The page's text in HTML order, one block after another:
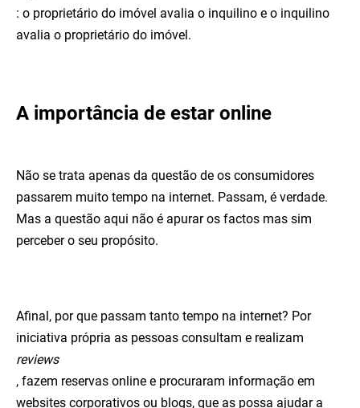
: o proprietário do imóvel avalia o inquilino e o inquilino
avalia o proprietário do imóvel.
A importância de estar online
Não se trata apenas da questão de os consumidores
passarem muito tempo na internet. Passam, é verdade.
Mas a questão aqui não é apurar os factos mas sim
perceber o seu propósito.
Afinal, por que passam tanto tempo na internet? Por
iniciativa própria as pessoas consultam e realizam
reviews
, fazem reservas online e procuraram informação em
websites corporativos ou blogs, que as possa ajudar a